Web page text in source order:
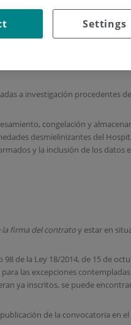
Jiménez Díaz busca
14472 concedido
en la
Fondo Social Europeo, a través
a investigación procedentes
congelación y
desmielinizantes del
y la inclusión de los datos
la firma del contratoy estar en
de la Ley 18/2014, de 15 de
las excepciones
ya inscritos, se puede
de la convocatoria en el
Settings